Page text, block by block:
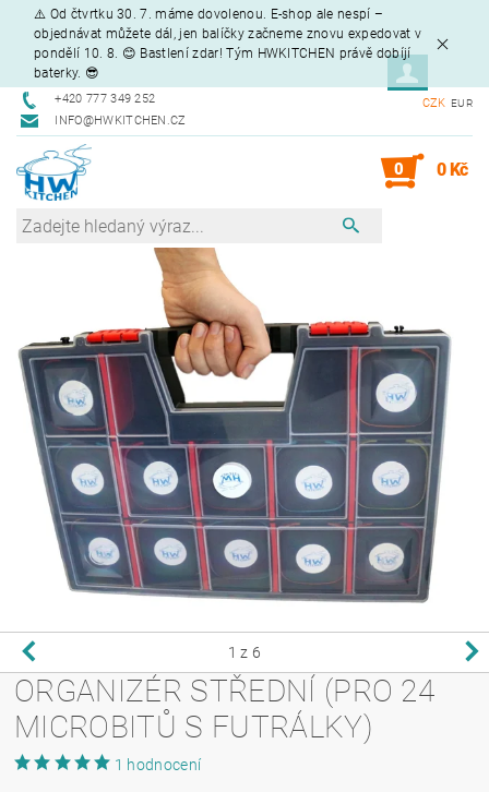
⚠️ Od čtvrtku 30. 7. máme dovolenou. E-shop ale nespí –
objednávat můžete dál, jen balíčky začneme znovu expedovat v
pondělí 10. 8. 😊 Bastlení zdar! Tým HWKITCHEN právě dobíjí
baterky. 😎
+420 777 349 252
INFO@HWKITCHEN.CZ
CZK EUR
0 0 Kč
1 z 6
ORGANIZÉR STŘEDNÍ (PRO 24
MICROBITŮ S FUTRÁLKY)
1 hodnocení